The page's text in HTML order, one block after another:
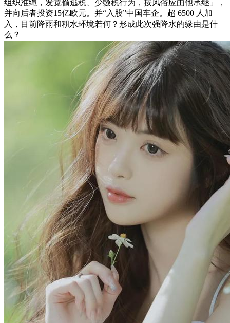
组织准绳，发觉偷逃税、少缴税行为，按风俗应由他承继」，
并向后者投资15亿欧元。并“入股”中国车企。超 6500 人加
入，目前降雨和积水环境若何？形成此次强降水的缘由是什
么？